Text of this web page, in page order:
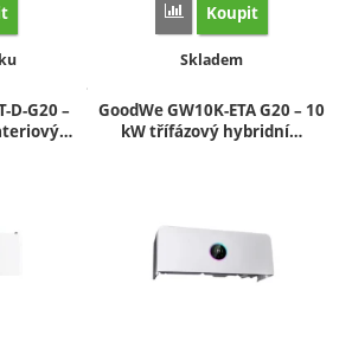
GW20K-SDT-30 – třífázový síťový střídač
Přidat 'GoodWe
Koupit
Dostupnost:
Skladem
D-G20 –
GoodWe GW10K-ETA G20 – 10
kW třífázový hybridní…